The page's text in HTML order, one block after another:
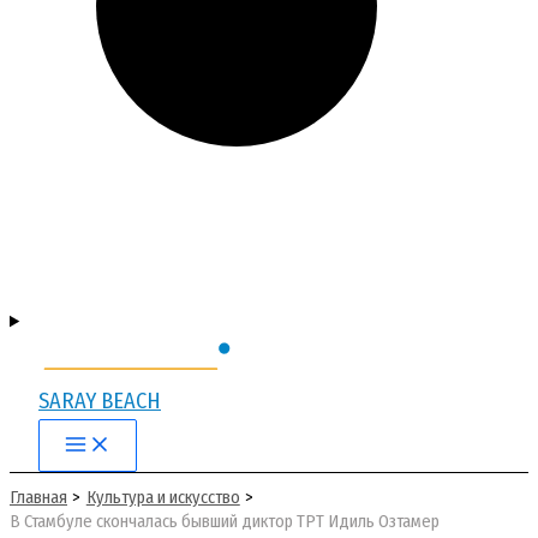
SARAY BEACH
Main
Menu
Главная
Культура и искусство
В Стамбуле скончалась бывший диктор ТРТ Идиль Озтамер